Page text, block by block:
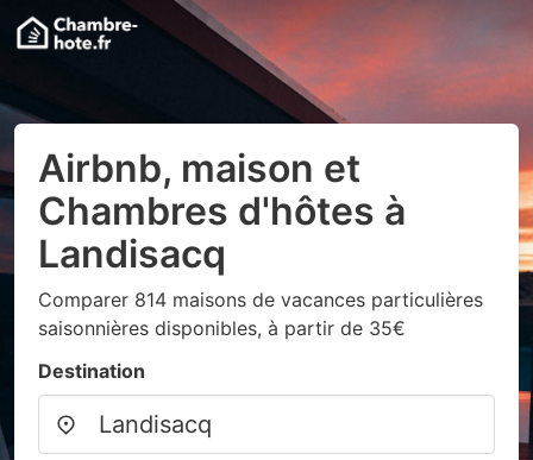
Airbnb, maison et
Chambres d'hôtes à
Landisacq
Comparer 814 maisons de vacances particulières
saisonnières disponibles, à partir de 35€
Destination